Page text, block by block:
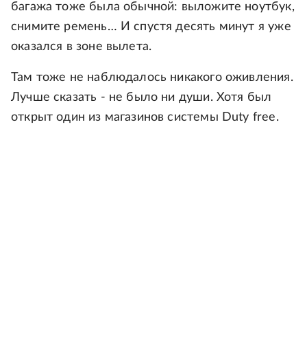
багажа тоже была обычной: выложите ноутбук,
снимите ремень… И спустя десять минут я уже
оказался в зоне вылета.
Там тоже не наблюдалось никакого оживления.
Лучше сказать - не было ни души. Хотя был
открыт один из магазинов системы Duty free.